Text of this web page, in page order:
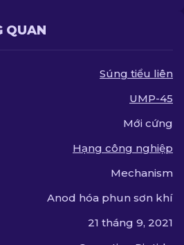
QUAN
Súng tiểu liên
UMP-45
Mới cứng
Hạng công nghiệp
Mechanism
Anod hóa phun sơn khí
21 tháng 9, 2021